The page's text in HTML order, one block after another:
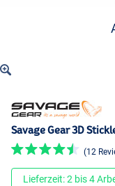
Savage Gear 3D
(12
Lieferzeit: 2 bis 4